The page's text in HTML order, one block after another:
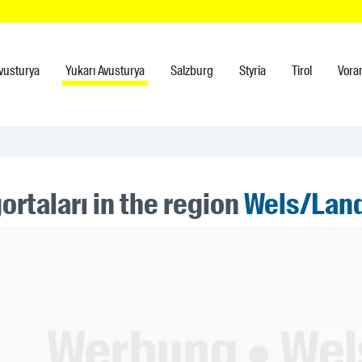
Yukarı Avusturya Salzburg Styria Tirol
in the regionWels/